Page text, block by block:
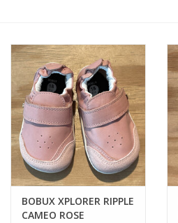
Cartes-cadeaux
MESUREZ LES PIEDS!
#MYCLIENTSARETHECUTEST
BOBUX XPLORER RIPPLE
CAMEO ROSE